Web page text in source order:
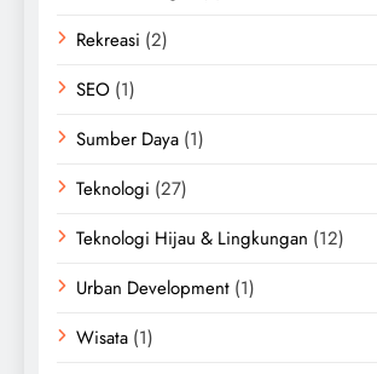
Rekreasi (2)
SEO (1)
Sumber Daya (1)
Teknologi (27)
Teknologi Hijau & Lingkungan (12)
Urban Development (1)
Wisata (1)